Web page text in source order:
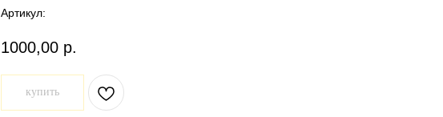
Артикул:
1000,00 р.
купить